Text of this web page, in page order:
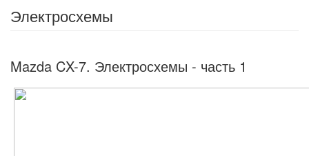
Электросхемы
Mazda CX-7. Электросхемы - часть 1